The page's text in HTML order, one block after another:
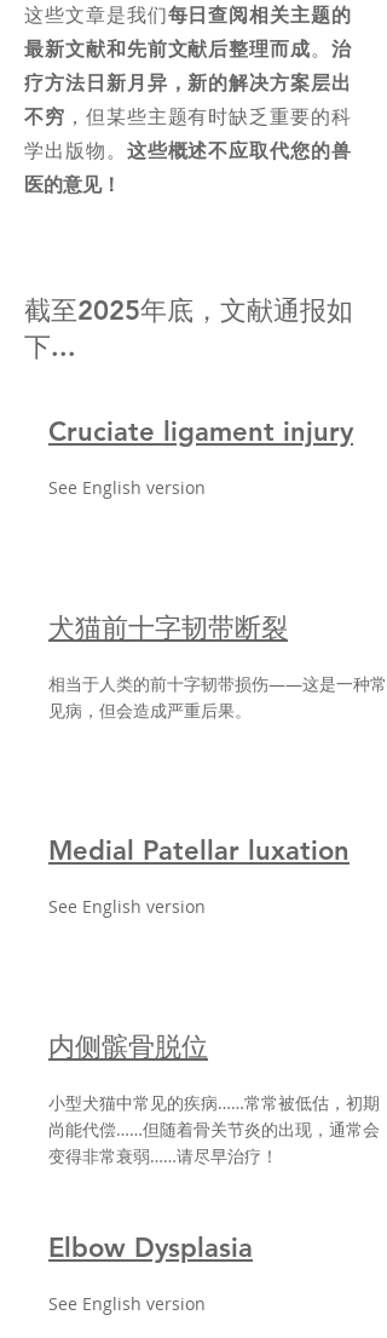
这些文章是我们每日查阅相关主题的
最新文献和先前文献后整理而成。治
疗方法日新月异，新的解决方案层出
不穷 ，但某些主题有时缺乏重要的科
学出版物。 这些概述不应取代您的兽
医的意见！
截至2025年底，文献通报如
下...
Cruciate ligament injury
See English version
犬猫前十字韧带断裂
相当于人类的前十字韧带损伤——这是一种常
见病，但会造成严重后果。
Medial Patellar luxation
See English version
内侧髌骨脱位
小型犬猫中常见的疾病……常常被低估，初期
尚能代偿……但随着骨关节炎的出现，通常会
变得非常衰弱……请尽早治疗！
Elbow Dysplasia
See English version